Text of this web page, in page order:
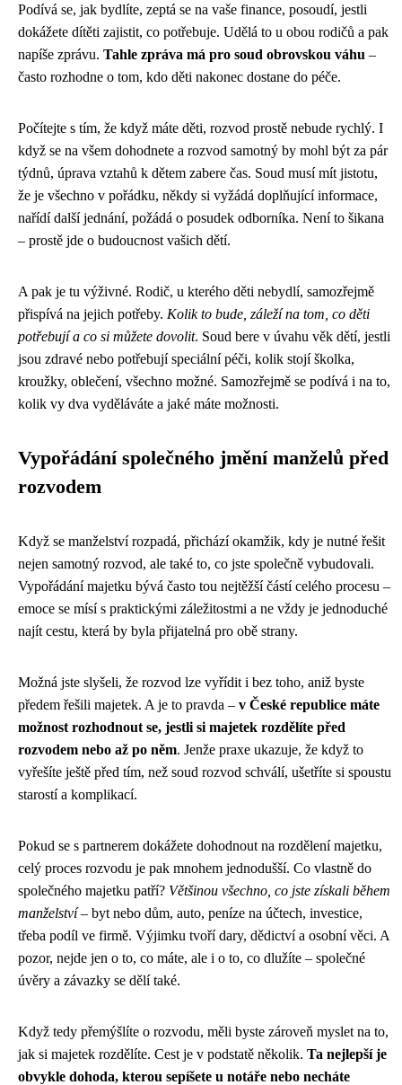
Podívá se, jak bydlíte, zeptá se na vaše finance, posoudí, jestli
dokážete dítěti zajistit, co potřebuje. Udělá to u obou rodičů a pak
napíše zprávu. Tahle zpráva má pro soud obrovskou váhu –
často rozhodne o tom, kdo děti nakonec dostane do péče.
Počítejte s tím, že když máte děti, rozvod prostě nebude rychlý. I
když se na všem dohodnete a rozvod samotný by mohl být za pár
týdnů, úprava vztahů k dětem zabere čas. Soud musí mít jistotu,
že je všechno v pořádku, někdy si vyžádá doplňující informace,
nařídí další jednání, požádá o posudek odborníka. Není to šikana
– prostě jde o budoucnost vašich dětí.
A pak je tu výživné. Rodič, u kterého děti nebydlí, samozřejmě
přispívá na jejich potřeby. Kolik to bude, záleží na tom, co děti
potřebují a co si můžete dovolit. Soud bere v úvahu věk dětí, jestli
jsou zdravé nebo potřebují speciální péči, kolik stojí školka,
kroužky, oblečení, všechno možné. Samozřejmě se podívá i na to,
kolik vy dva vyděláváte a jaké máte možnosti.
Vypořádání společného jmění manželů před
rozvodem
Když se manželství rozpadá, přichází okamžik, kdy je nutné řešit
nejen samotný rozvod, ale také to, co jste společně vybudovali.
Vypořádání majetku bývá často tou nejtěžší částí celého procesu –
emoce se mísí s praktickými záležitostmi a ne vždy je jednoduché
najít cestu, která by byla přijatelná pro obě strany.
Možná jste slyšeli, že rozvod lze vyřídit i bez toho, aniž byste
předem řešili majetek. A je to pravda – v České republice máte
možnost rozhodnout se, jestli si majetek rozdělíte před
rozvodem nebo až po něm. Jenže praxe ukazuje, že když to
vyřešíte ještě před tím, než soud rozvod schválí, ušetříte si spoustu
starostí a komplikací.
Pokud se s partnerem dokážete dohodnout na rozdělení majetku,
celý proces rozvodu je pak mnohem jednodušší. Co vlastně do
společného majetku patří? Většinou všechno, co jste získali během
manželství– byt nebo dům, auto, peníze na účtech, investice,
třeba podíl ve firmě. Výjimku tvoří dary, dědictví a osobní věci. A
pozor, nejde jen o to, co máte, ale i o to, co dlužíte – společné
úvěry a závazky se dělí také.
Když tedy přemýšlíte o rozvodu, měli byste zároveň myslet na to,
jak si majetek rozdělíte. Cest je v podstatě několik. Ta nejlepší je
obvykle dohoda, kterou sepíšete u notáře nebo necháte